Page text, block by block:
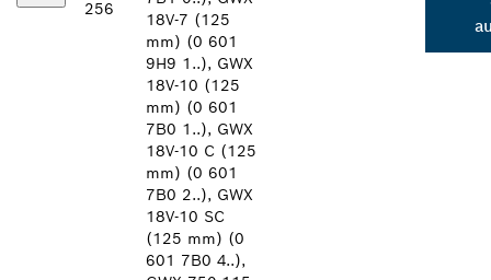
256
18V-7 (125
mm) (0 601
9H9 1..), GWX
18V-10 (125
mm) (0 601
7B0 1..), GWX
18V-10 C (125
mm) (0 601
7B0 2..), GWX
18V-10 SC
(125 mm) (0
601 7B0 4..),